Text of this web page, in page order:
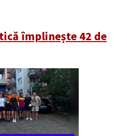
împlinește 42 de